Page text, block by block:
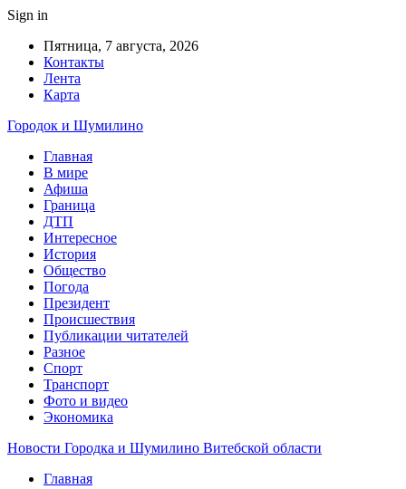
Sign in
Пятница, 7 августа, 2026
Контакты
Лента
Карта
Городок и Шумилино
Главная
В мире
Афиша
Граница
ДТП
Интересное
История
Общество
Погода
Президент
Происшествия
Публикации читателей
Разное
Спорт
Транспорт
Фото и видео
Экономика
Новости Городка и Шумилино Витебской области
Главная